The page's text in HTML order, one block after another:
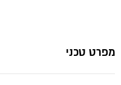
מפרט טכני